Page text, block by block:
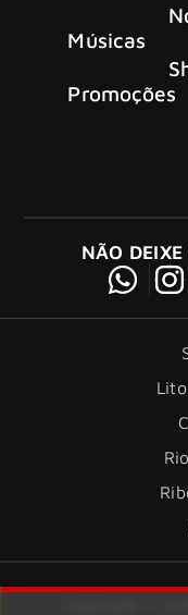
Músicas
Promoções
NÃO